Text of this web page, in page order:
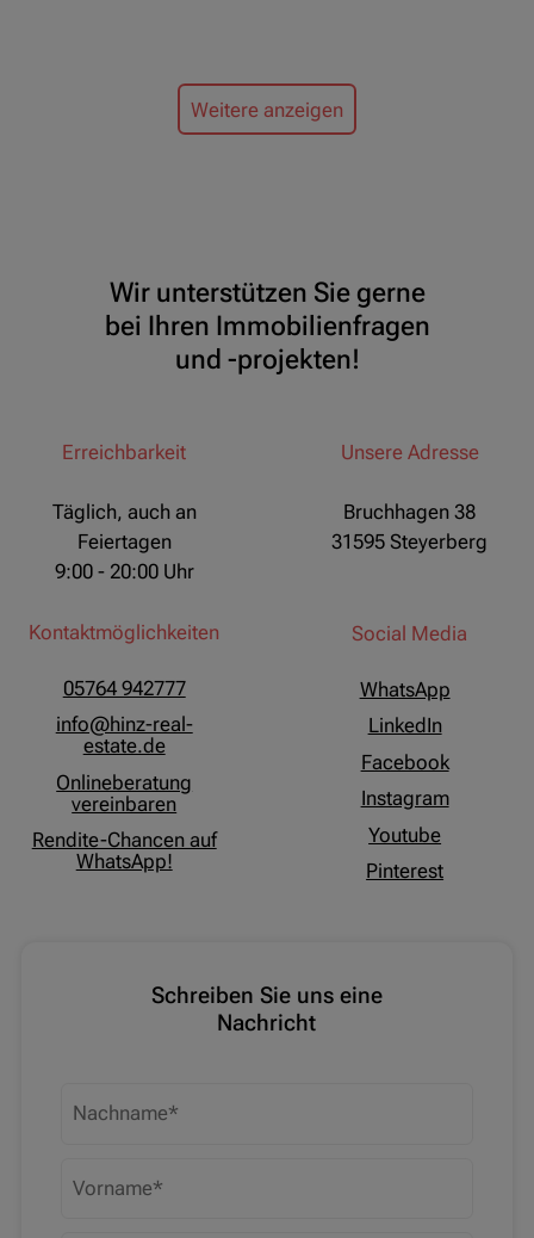
Weitere anzeigen
Wir unterstützen Sie gerne
bei Ihren Immobilienfragen
und -projekten!
Erreichbarkeit
Täglich, auch an
Feiertagen
9:00 - 20:00 Uhr
Kontaktmöglichkeiten
05764 942777
info@hinz-real-
estate.de
Onlineberatung
vereinbaren
Rendite-Chancen auf
WhatsApp!
Unsere Adresse
Bruchhagen 38
31595 Steyerberg
Social Media
WhatsApp
LinkedIn
Facebook
Instagram
Youtube
Pinterest
Schreiben Sie uns eine
Nachricht